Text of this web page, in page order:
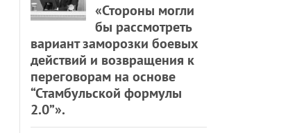
«Стороны могли
бы рассмотреть
вариант заморозки боевых
действий и возвращения к
переговорам на основе
“Стамбульской формулы
2.0”».